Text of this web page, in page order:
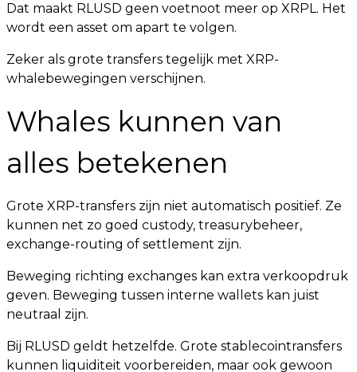
Dat maakt RLUSD geen voetnoot meer op XRPL. Het
wordt een asset om apart te volgen.
Zeker als grote transfers tegelijk met XRP-
whalebewegingen verschijnen.
Whales kunnen van
alles betekenen
Grote XRP-transfers zijn niet automatisch positief. Ze
kunnen net zo goed custody, treasurybeheer,
exchange-routing of settlement zijn.
Beweging richting exchanges kan extra verkoopdruk
geven. Beweging tussen interne wallets kan juist
neutraal zijn.
Bij RLUSD geldt hetzelfde. Grote stablecointransfers
kunnen liquiditeit voorbereiden, maar ook gewoon